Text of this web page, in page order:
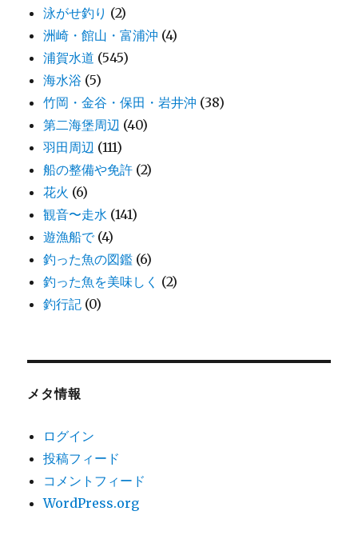
泳がせ釣り (2)
洲崎・館山・富浦沖 (4)
浦賀水道 (545)
海水浴 (5)
竹岡・金谷・保田・岩井沖 (38)
第二海堡周辺 (40)
羽田周辺 (111)
船の整備や免許 (2)
花火 (6)
観音〜走水 (141)
遊漁船で(4)
釣った魚の図鑑 (6)
釣った魚を美味しく (2)
釣行記 (0)
メタ情報
ログイン
投稿フィード
コメントフィード
WordPress.org